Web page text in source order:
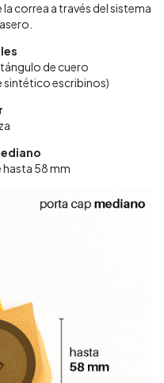
correa a través del sistema
de cuero
sintético escribinos)
hasta 58 mm